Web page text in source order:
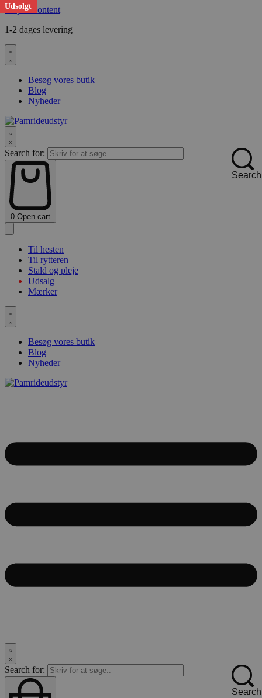
Skip to content
1-2 dages levering
Besøg vores butik
Blog
Nyheder
Search for:
Search
0 Open cart
Til hesten
Til rytteren
Stald og pleje
Udsalg
Mærker
Besøg vores butik
Blog
Nyheder
Search for:
Search
Udsolgt